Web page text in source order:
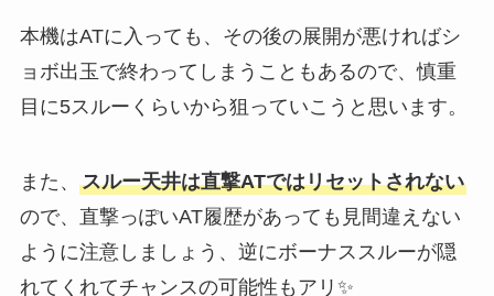
本機はATに入っても、その後の展開が悪ければシ
ョボ出玉で終わってしまうこともあるので、慎重
目に5スルーくらいから狙っていこうと思います。
また、 スルー天井は直撃ATではリセットされない
ので、直撃っぽいAT履歴があっても見間違えない
ように注意しましょう、逆にボーナススルーが隠
れてくれてチャンスの可能性もアリ✨